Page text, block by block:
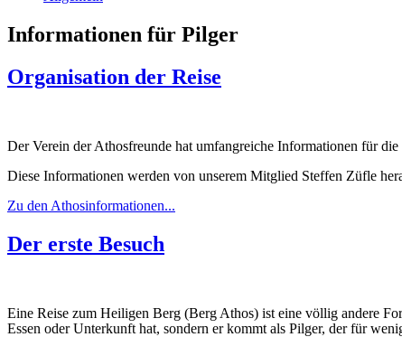
Informationen für Pilger
Organisation der Reise
Der Verein der Athosfreunde hat umfangreiche Informationen für
Diese Informationen werden von unserem Mitglied Steffen Züfle
Zu den Athosinformationen...
Der erste Besuch
Eine Reise zum Heiligen Berg (Berg Athos) ist eine völlig andere
Essen oder Unterkunft hat, sondern er kommt als Pilger, der für